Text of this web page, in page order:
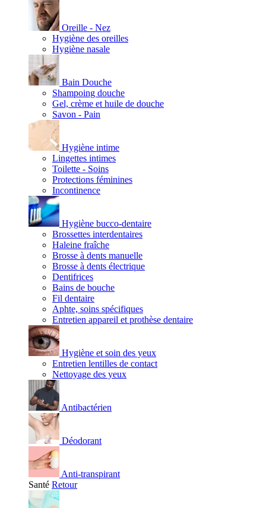
Oreille - Nez
Hygiène des oreilles
Hygiène nasale
Bain Douche
Shampoing douche
Gel, crème et huile de douche
Savon - Pain
Hygiène intime
Lingettes intimes
Toilette - Soins
Protections féminines
Incontinence
Hygiène bucco-dentaire
Brossettes interdentaires
Haleine fraîche
Brosse à dents manuelle
Brosse à dents électrique
Dentifrices
Bains de bouche
Fil dentaire
Aphte, soins spécifiques
Entretien appareil et prothèse dentaire
Hygiène et soin des yeux
Entretien lentilles de contact
Nettoyage des yeux
Antibactérien
Déodorant
Anti-transpirant
Santé Retour